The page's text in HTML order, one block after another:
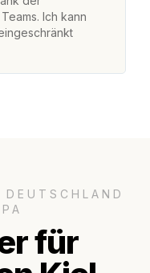
Ich kann
für